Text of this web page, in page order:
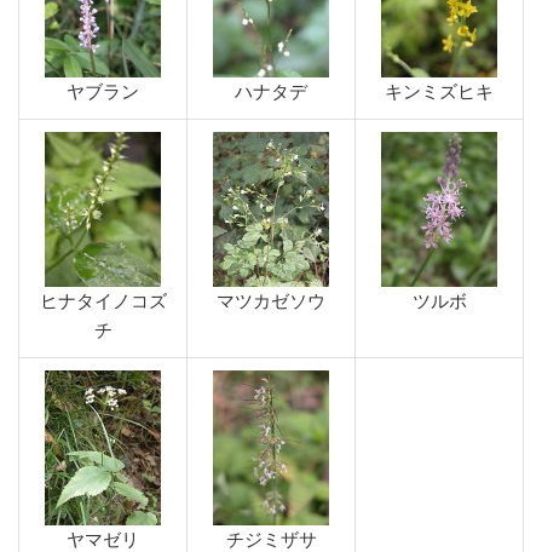
ヤブラン ハナタデ キンミズヒキ
ヒナタイノコズ
チ
マツカゼソウ ツルボ
ヤマゼリ チジミザサ